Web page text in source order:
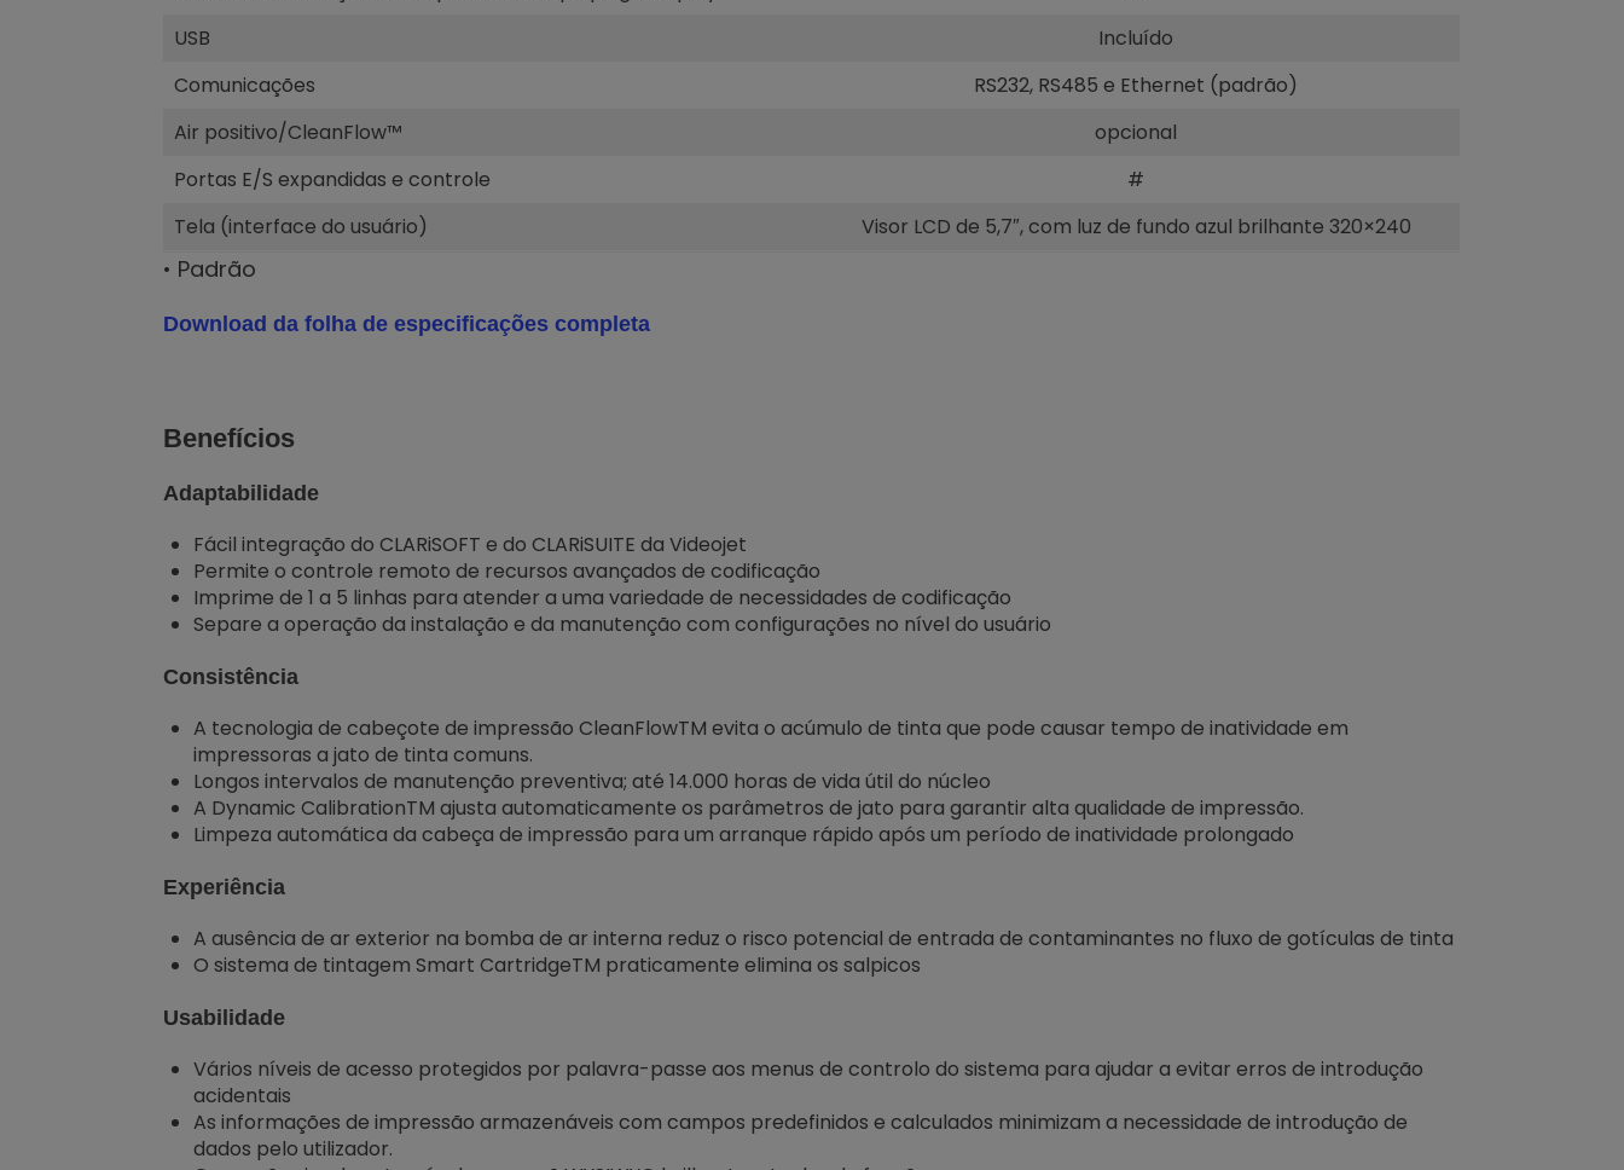
USB
Incluído
Comunicações
RS232, RS485 e Ethernet (padrão)
Air positivo/CleanFlow™
opcional
Portas E/S expandidas e controle
#
Tela (interface do usuário)
Visor LCD de 5,7″, com luz de fundo azul brilhante 320×240
• Padrão
Download da folha de especificações completa
Benefícios
Adaptabilidade
Fácil integração do CLARiSOFT e do CLARiSUITE da Videojet
Permite o controle remoto de recursos avançados de codificação
Imprime de 1 a 5 linhas para atender a uma variedade de necessidades de codificação
Separe a operação da instalação e da manutenção com configurações no nível do usuário
Consistência
A tecnologia de cabeçote de impressão CleanFlowTM evita o acúmulo de tinta que pode causar tempo de inatividade em
impressoras a jato de tinta comuns.
Longos intervalos de manutenção preventiva; até 14.000 horas de vida útil do núcleo
A Dynamic CalibrationTM ajusta automaticamente os parâmetros de jato para garantir alta qualidade de impressão.
Limpeza automática da cabeça de impressão para um arranque rápido após um período de inatividade prolongado
Experiência
A ausência de ar exterior na bomba de ar interna reduz o risco potencial de entrada de contaminantes no fluxo de gotículas de tinta
O sistema de tintagem Smart CartridgeTM praticamente elimina os salpicos
Usabilidade
Vários níveis de acesso protegidos por palavra-passe aos menus de controlo do sistema para ajudar a evitar erros de introdução
acidentais
As informações de impressão armazenáveis com campos predefinidos e calculados minimizam a necessidade de introdução de
dados pelo utilizador.